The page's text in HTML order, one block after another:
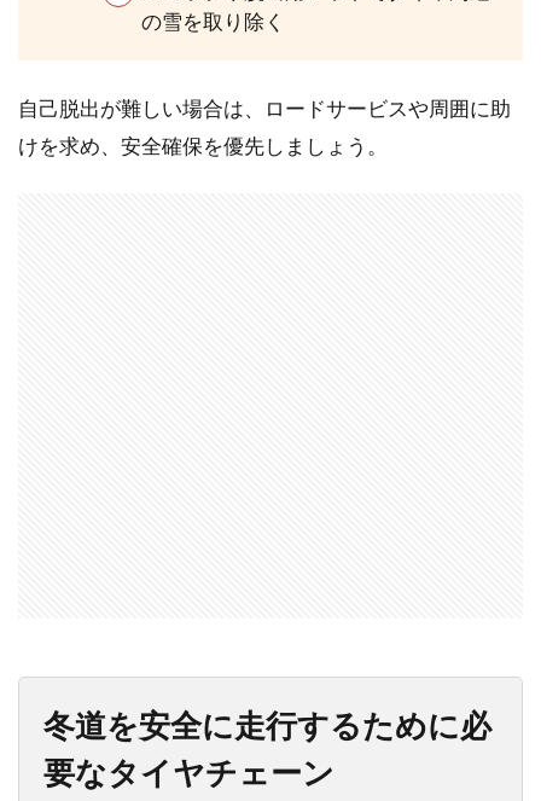
の雪を取り除く
自己脱出が難しい場合は、ロードサービスや周囲に助
けを求め、安全確保を優先しましょう。
冬道を安全に走行するために必
要なタイヤチェーン